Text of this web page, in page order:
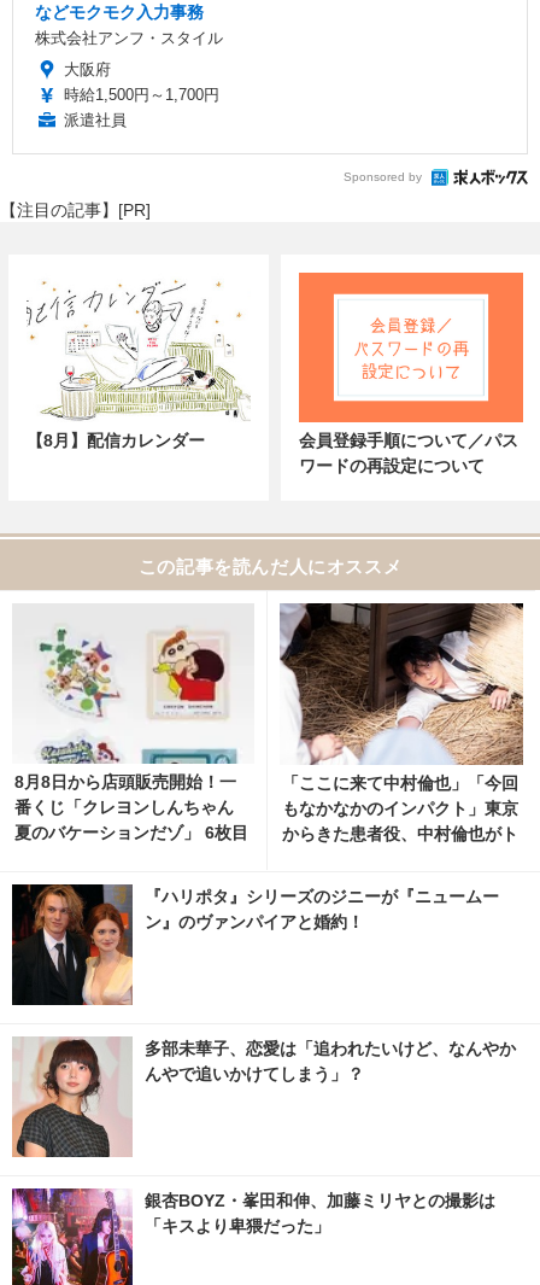
などモクモク入力事務
株式会社アンフ・スタイル
大阪府
時給1,500円～1,700円
派遣社員
Sponsored by
【注目の記事】[PR]
【8月】配信カレンダー
会員登録手順について／パス
ワードの再設定について
この記事を読んだ人にオススメ
8月8日から店頭販売開始！一
番くじ「クレヨンしんちゃん
夏のバケーションだゾ」 6枚目
t
「ここに来て中村倫也」「今回
もなかなかのインパクト」東京
からきた患者役、中村倫也がト
『ハリポタ』シリーズのジニーが『ニュームー
ン』のヴァンパイアと婚約！
多部未華子、恋愛は「追われたいけど、なんやか
んやで追いかけてしまう」？
銀杏BOYZ・峯田和伸、加藤ミリヤとの撮影は
「キスより卑猥だった」